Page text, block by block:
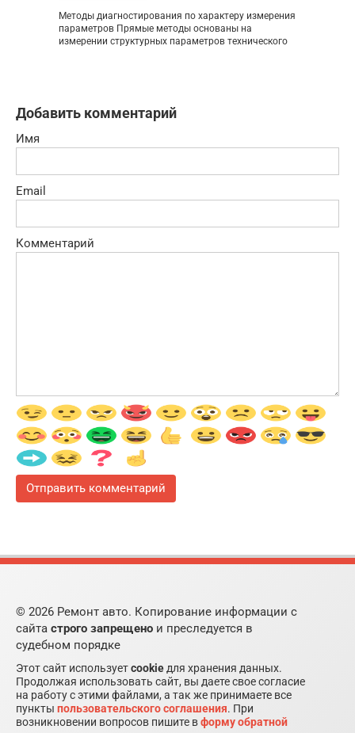
Методы диагностирования по характеру измерения
параметров Прямые методы основаны на
измерении структурных параметров технического
Добавить комментарий
Имя
Email
Комментарий
© 2026 Ремонт авто. Копирование информации с
сайта строго запрещено и преследуется в
судебном порядке
Этот сайт используетcookie для хранения данных.
Продолжая использовать сайт, вы даете свое согласие
на работу с этими файлами, а так же принимаете все
пункты пользовательского соглашения. При
возникновении вопросов пишите вформу обратной